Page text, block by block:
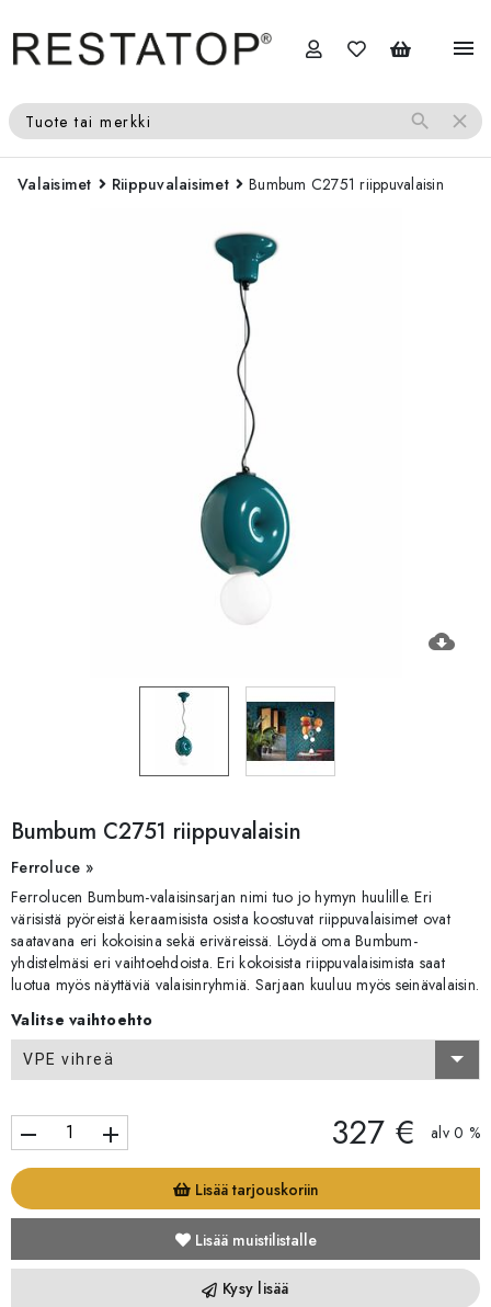
menu
Tuote tai merkki search close
Valaisimet Riippuvalaisimet Bumbum C2751 riippuvalaisin
cloud_download
Bumbum C2751 riippuvalaisin
Ferroluce »
Ferrolucen Bumbum-valaisinsarjan nimi tuo jo hymyn huulille. Eri
värisistä pyöreistä keraamisista osista koostuvat riippuvalaisimet ovat
saatavana eri kokoisina sekä eriväreissä. Löydä oma Bumbum-
yhdistelmäsi eri vaihtoehdoista. Eri kokoisista riippuvalaisimista saat
luotua myös näyttäviä valaisinryhmiä. Sarjaan kuuluu myös seinävalaisin.
Valitse vaihtoehto
VPE vihreä
remove add 327 € alv 0 %
Lisää tarjouskoriin
Lisää muistilistalle
Kysy lisää